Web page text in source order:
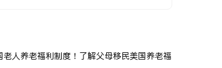
老人养老福利制度！了解父母移民美国养老福